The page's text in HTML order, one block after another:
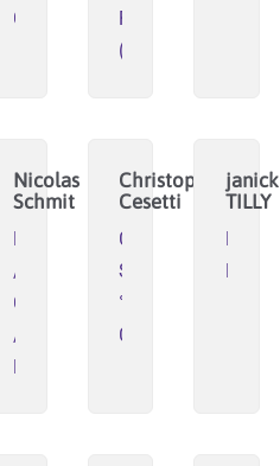
CAE29
Planning
(Grenoble)
Nicolas
Schmit
RESECUM
/
CEC
/
Enercoop
Christophe
Cesetti
Connexions
Souhaitables
°
Optéos
janick
TILLY
LIBRE